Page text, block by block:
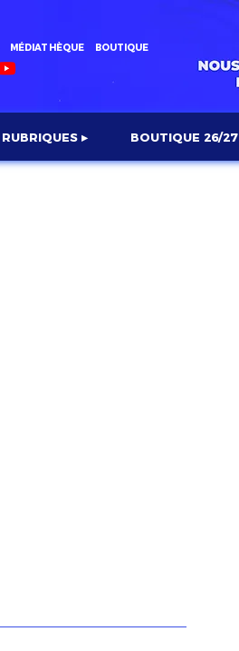
MÉDIATHÈQUE BOUTIQUE
RUBRIQUES ▸ BOUTIQUE 26/27